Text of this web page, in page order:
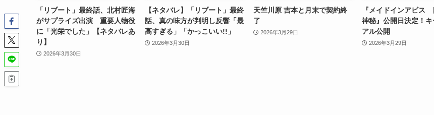
「リブート」最終話、北村匠海
がサプライズ出演 重要人物役
に「光栄でした」【ネタバレあ
り】
2026年3月30日
【ネタバレ】「リブート」最終
話、真の味方が判明し反響「最
高すぎる」「かっこいい!!」
2026年3月30日
天竺川原 吉本と月末で契約終
了
2026年3月29日
『メイドインアビス
神秘』公開日決定！キ
アル公開
2026年3月29日